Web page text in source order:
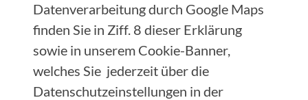
Datenverarbeitung durch Google Maps
finden Sie in Ziff. 8 dieser Erklärung
sowie in unserem Cookie-Banner,
welches Sie jederzeit über die
Datenschutzeinstellungen in der